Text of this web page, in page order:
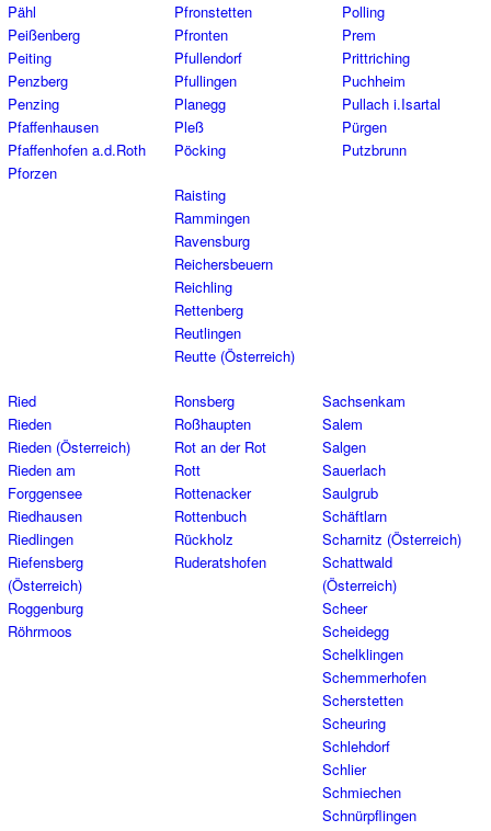
Pähl
Peißenberg
Peiting
Penzberg
Penzing
Pfaffenhausen
Pfaffenhofen a.d.Roth
Pforzen
Pfronstetten
Pfronten
Pfullendorf
Pfullingen
Planegg
Pleß
Pöcking
Polling
Prem
Prittriching
Puchheim
Pullach i.Isartal
Pürgen
Putzbrunn
Raisting
Rammingen
Ravensburg
Reichersbeuern
Reichling
Rettenberg
Reutlingen
Reutte (Österreich)
Ried
Rieden
Rieden (Österreich)
Rieden am
Forggensee
Riedhausen
Riedlingen
Riefensberg
(Österreich)
Roggenburg
Röhrmoos
Ronsberg
Roßhaupten
Rot an der Rot
Rott
Rottenacker
Rottenbuch
Rückholz
Ruderatshofen
Sachsenkam
Salem
Salgen
Sauerlach
Saulgrub
Schäftlarn
Scharnitz (Österreich)
Schattwald
(Österreich)
Scheer
Scheidegg
Schelklingen
Schemmerhofen
Scherstetten
Scheuring
Schlehdorf
Schlier
Schmiechen
Schnürpflingen